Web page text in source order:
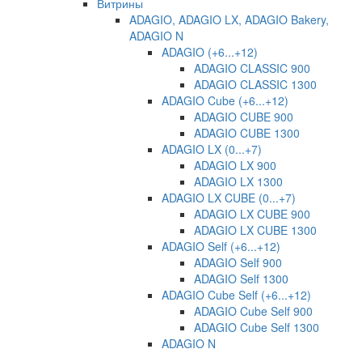
Витрины
ADAGIO, ADAGIO LX, ADAGIO Bakery,
ADAGIO N
ADAGIO (+6...+12)
ADAGIO CLASSIC 900
ADAGIO CLASSIC 1300
ADAGIO Cube (+6...+12)
ADAGIO CUBE 900
ADAGIO CUBE 1300
ADAGIO LX (0...+7)
ADAGIO LX 900
ADAGIO LX 1300
ADAGIO LX CUBE (0...+7)
ADAGIO LX CUBE 900
ADAGIO LX CUBE 1300
ADAGIO Self (+6...+12)
ADAGIO Self 900
ADAGIO Self 1300
ADAGIO Cube Self (+6...+12)
ADAGIO Cube Self 900
ADAGIO Cube Self 1300
ADAGIO N